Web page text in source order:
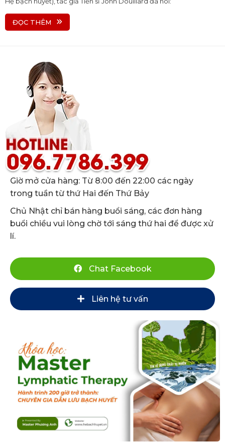
ĐỌC THÊM
Giờ mở cửa hàng: Từ 8:00 đến 22:00 các ngày
trong tuần từ thứ Hai đến Thứ Bảy
Chủ Nhật chỉ bán hàng buổi sáng, các đơn hàng
buổi chiều vui lòng chờ tới sáng thứ hai để được xử
lí.
Chat Facebook
Liên hệ tư vấn